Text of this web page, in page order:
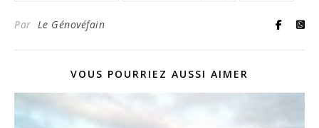
Par Le Génovéfain
VOUS POURRIEZ AUSSI AIMER